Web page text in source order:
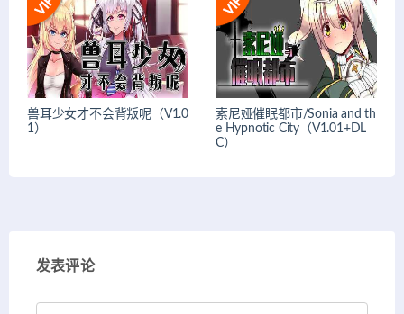
兽耳少女才不会背叛呢（V1.0
1）
索尼娅催眠都市/Sonia and th
e Hypnotic City（V1.01+DL
C）
发表评论